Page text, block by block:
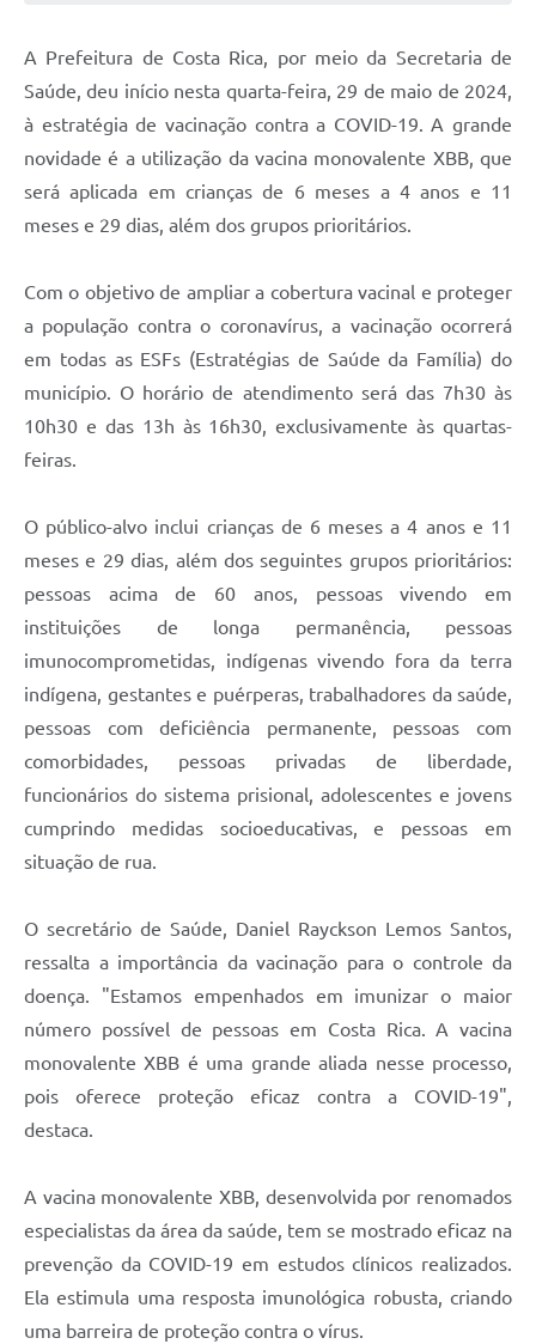
A Prefeitura de Costa Rica, por meio da Secretaria de
Saúde, deu início nesta quarta-feira, 29 de maio de 2024,
à estratégia de vacinação contra a COVID-19. A grande
novidade é a utilização da vacina monovalente XBB, que
será aplicada em crianças de 6 meses a 4 anos e 11
meses e 29 dias, além dos grupos prioritários.
Com o objetivo de ampliar a cobertura vacinal e proteger
a população contra o coronavírus, a vacinação ocorrerá
em todas as ESFs (Estratégias de Saúde da Família) do
município. O horário de atendimento será das 7h30 às
10h30 e das 13h às 16h30, exclusivamente às quartas-
feiras.
O público-alvo inclui crianças de 6 meses a 4 anos e 11
meses e 29 dias, além dos seguintes grupos prioritários:
pessoas acima de 60 anos, pessoas vivendo em
instituições de longa permanência, pessoas
imunocomprometidas, indígenas vivendo fora da terra
indígena, gestantes e puérperas, trabalhadores da saúde,
pessoas com deficiência permanente, pessoas com
comorbidades, pessoas privadas de liberdade,
funcionários do sistema prisional, adolescentes e jovens
cumprindo medidas socioeducativas, e pessoas em
situação de rua.
O secretário de Saúde, Daniel Rayckson Lemos Santos,
ressalta a importância da vacinação para o controle da
doença. "Estamos empenhados em imunizar o maior
número possível de pessoas em Costa Rica. A vacina
monovalente XBB é uma grande aliada nesse processo,
pois oferece proteção eficaz contra a COVID-19",
destaca.
A vacina monovalente XBB, desenvolvida por renomados
especialistas da área da saúde, tem se mostrado eficaz na
prevenção da COVID-19 em estudos clínicos realizados.
Ela estimula uma resposta imunológica robusta, criando
uma barreira de proteção contra o vírus.